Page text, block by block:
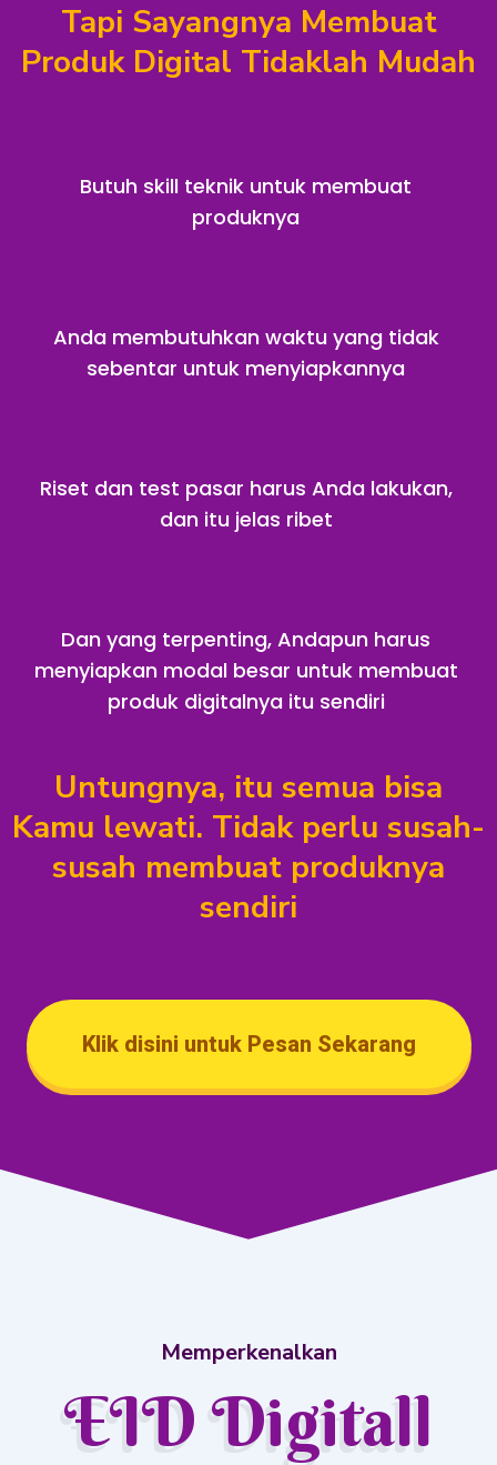
Tapi Sayangnya Membuat
Produk Digital Tidaklah Mudah
Butuh skill teknik untuk membuat
produknya
Anda membutuhkan waktu yang tidak
sebentar untuk menyiapkannya
Riset dan test pasar harus Anda lakukan,
dan itu jelas ribet
Dan yang terpenting, Andapun harus
menyiapkan modal besar untuk membuat
produk digitalnya itu sendiri
Untungnya, itu semua bisa
Kamu lewati. Tidak perlu susah-
susah membuat produknya
sendiri
Klik disini untuk Pesan Sekarang
Memperkenalkan
EID Digitall